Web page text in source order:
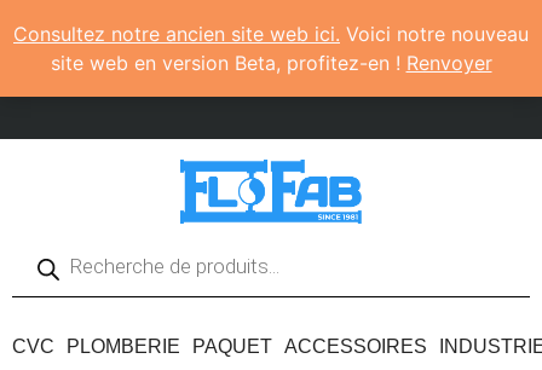
Consultez notre ancien site web ici. Voici notre nouveau
site web en version Beta, profitez-en ! Renvoyer
CVC PLOMBERIE PAQUET ACCESSOIRES